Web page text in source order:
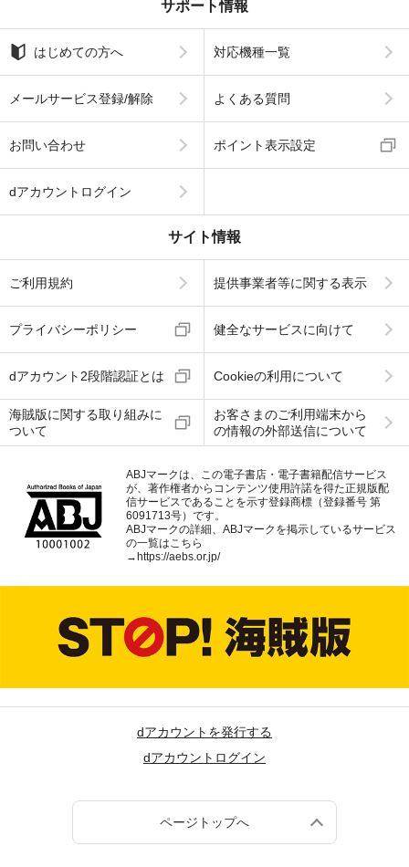
サポート情報
はじめての方へ 対応機種一覧
メールサービス登録/解除 よくある質問
お問い合わせ ポイント表示設定
dアカウントログイン
サイト情報
ご利用規約 提供事業者等に関する表示
プライバシーポリシー 健全なサービスに向けて
dアカウント2段階認証とは Cookieの利用について
海賊版に関する取り組みに
ついて
お客さまのご利用端末から
の情報の外部送信について
ABJマークは、この電子書店・電子書籍配信サービス
が、著作権者からコンテンツ使用許諾を得た正規版配
信サービスであることを示す登録商標（登録番号 第
6091713号）です。
ABJマークの詳細、ABJマークを掲示しているサービス
の一覧はこちら
→ https://aebs.or.jp/
dアカウントを発行する
dアカウントログイン
ページトップへ